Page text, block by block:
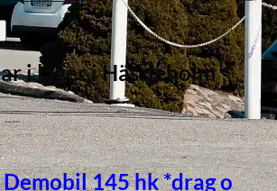
i lageri Hässleholm
145 hk *drag o